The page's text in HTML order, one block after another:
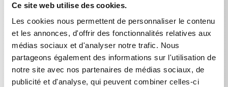
Ce site web utilise des cookies.
Les cookies nous permettent de personnaliser le contenu
et les annonces, d'offrir des fonctionnalités relatives aux
médias sociaux et d'analyser notre trafic. Nous
partageons également des informations sur l'utilisation de
notre site avec nos partenaires de médias sociaux, de
publicité et d'analyse, qui peuvent combiner celles-ci
DONNÉES TECHNIQUES
Poids